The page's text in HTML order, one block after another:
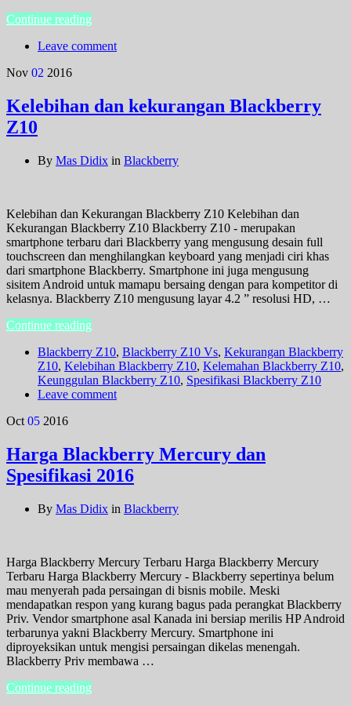
Continue reading
Leave comment
Nov 02 2016
Kelebihan dan kekurangan Blackberry
Z10
By Mas Didix in Blackberry
Kelebihan dan Kekurangan Blackberry Z10 Kelebihan dan
Kekurangan Blackberry Z10 Blackberry Z10 - merupakan
smartphone terbaru dari Blackberry yang mengusung desain full
touchscreen dan menghilangkan keyboard yang menjadi ciri khas
dari smartphone Blackberry. Smartphone ini juga mengusung
sisitem Android untuk mamapu bersaing dengan para kompetitor di
kelasnya. Blackberry Z10 mengusung layar 4.2 ” resolusi HD, …
Continue reading
Blackberry Z10, Blackberry Z10 Vs, Kekurangan Blackberry
Z10, Kelebihan Blackberry Z10, Kelemahan Blackberry Z10,
Keunggulan Blackberry Z10, Spesifikasi Blackberry Z10
Leave comment
Oct 05 2016
Harga Blackberry Mercury dan
Spesifikasi 2016
By Mas Didix in Blackberry
Harga Blackberry Mercury Terbaru Harga Blackberry Mercury
Terbaru Harga Blackberry Mercury - Blackberry sepertinya belum
mau menyerah pada persaingan di bisnis mobile. Meski
mendapatkan respon yang kurang bagus pada perangkat Blackberry
Priv. Vendor smartphone asal Kanada ini bersiap merilis HP Android
terbarunya yakni Blackberry Mercury. Smartphone ini
diproyeksikan untuk mengisi persaingan dikelas menengah.
Blackberry Priv membawa …
Continue reading